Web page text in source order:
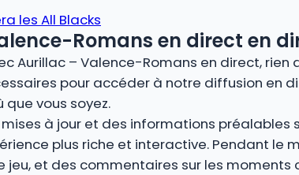
les All Blacks
Romans en direct en
Aurillac – Valence-Romans en direct, rien
pour accéder à notre diffusion en
vous soyez.
à jour et des informations préalables
plus riche et interactive. Pendant
jeu, et des commentaires sur les